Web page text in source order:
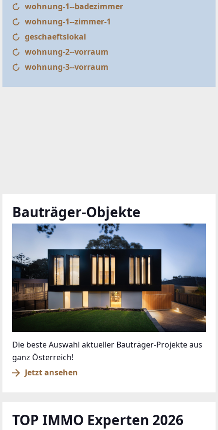
wohnung-1--badezimmer
wohnung-1--zimmer-1
geschaeftslokal
wohnung-2--vorraum
wohnung-3--vorraum
Bauträger-Objekte
Die beste Auswahl aktueller Bauträger-Projekte aus
ganz Österreich!
Jetzt ansehen
TOP IMMO Experten 2026